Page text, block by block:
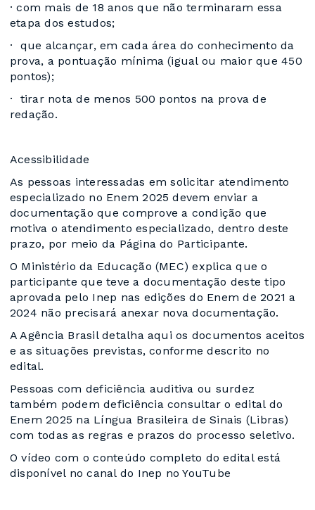
· com mais de 18 anos que não terminaram essa
etapa dos estudos;
· que alcançar, em cada área do conhecimento da
prova, a pontuação mínima (igual ou maior que 450
pontos);
· tirar nota de menos 500 pontos na prova de
redação.
Acessibilidade
As pessoas interessadas em solicitar atendimento
especializado no Enem 2025 devem enviar a
documentação que comprove a condição que
motiva o atendimento especializado, dentro deste
prazo, por meio da Página do Participante.
O Ministério da Educação (MEC) explica que o
participante que teve a documentação deste tipo
aprovada pelo Inep nas edições do Enem de 2021 a
2024 não precisará anexar nova documentação.
A Agência Brasil detalha aqui os documentos aceitos
e as situações previstas, conforme descrito no
edital.
Pessoas com deficiência auditiva ou surdez
também podem deficiência consultar o edital do
Enem 2025 na Língua Brasileira de Sinais (Libras)
com todas as regras e prazos do processo seletivo.
O vídeo com o conteúdo completo do edital está
disponível no canal do Inep no YouTube